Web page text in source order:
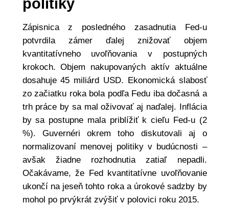
politiky
Zápisnica z posledného zasadnutia Fed-u
potvrdila zámer ďalej znižovať objem
kvantitatívneho uvoľňovania v postupných
krokoch. Objem nakupovaných aktív aktuálne
dosahuje 45 miliárd USD. Ekonomická slabosť
zo začiatku roka bola podľa Fedu iba dočasná a
trh práce by sa mal oživovať aj naďalej. Inflácia
by sa postupne mala priblížiť k cieľu Fed-u (2
%). Guvernéri okrem toho diskutovali aj o
normalizovaní menovej politiky v budúcnosti –
avšak žiadne rozhodnutia zatiaľ nepadli.
Očakávame, že Fed kvantitatívne uvoľňovanie
ukončí na jeseň tohto roka a úrokové sadzby by
mohol po prvýkrát zvýšiť v polovici roku 2015.